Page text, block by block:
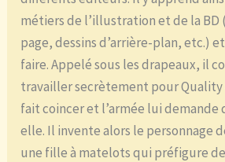
métiers de l’illustration et de la BD
page, dessins d’arrière-plan, etc.)
faire. Appelé sous les drapeaux, il
travailler secrètement pour Quality
fait coincer et l’armée lui demande
elle. Il invente alors le personnage
une fille à matelots qui préfigure